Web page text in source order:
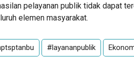
pelayanan publik tidak dapat
elemen masyarakat.
#layananpublik